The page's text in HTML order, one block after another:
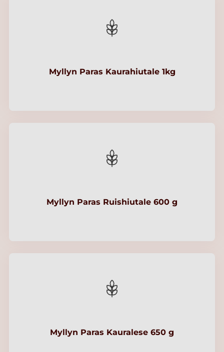
Myllyn Paras Kaurahiutale 1kg
Myllyn Paras Ruishiutale 600 g
Myllyn Paras Kauralese 650 g